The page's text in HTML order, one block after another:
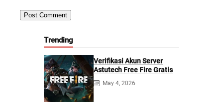
Trending
Verifikasi Akun Server
Astutech Free Fire Gratis
May 4, 2026